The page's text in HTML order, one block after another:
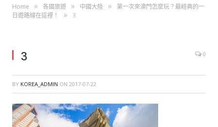
Home » 各國旅遊 » 中國大陸 »
第一次來澳門怎麼玩？最經典的一
日遊路線在這裡！
» 3
3 0
BY KOREA_ADMIN ON 2017-07-22